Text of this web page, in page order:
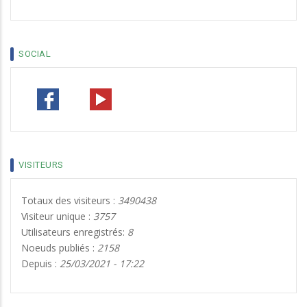
SOCIAL
VISITEURS
Totaux des visiteurs : 3490438
Visiteur unique : 3757
Utilisateurs enregistrés: 8
Noeuds publiés : 2158
Depuis : 25/03/2021 - 17:22